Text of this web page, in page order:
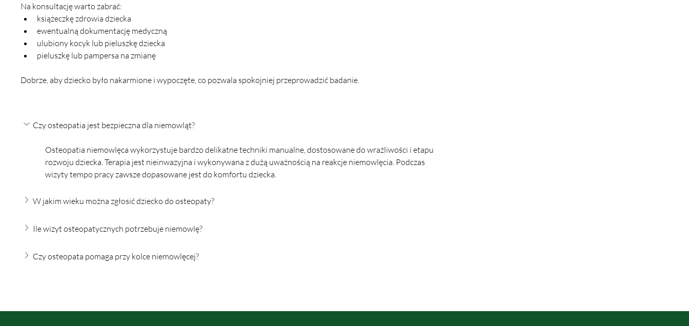
Na konsultację warto zabrać:
książeczkę zdrowia dziecka
ewentualną dokumentację medyczną
ulubiony kocyk lub pieluszkę dziecka
pieluszkę lub pampersa na zmianę
Dobrze, aby dziecko było nakarmione i wypoczęte, co pozwala spokojniej przeprowadzić badanie.
Czy osteopatia jest bezpieczna dla niemowląt?
Osteopatia niemowlęca wykorzystuje bardzo delikatne techniki manualne, dostosowane do wrażliwości i etapu
rozwoju dziecka. Terapia jest nieinwazyjna i wykonywana z dużą uważnością na reakcje niemowlęcia. Podczas
wizyty tempo pracy zawsze dopasowane jest do komfortu dziecka.
W jakim wieku można zgłosić dziecko do osteopaty?
Ile wizyt osteopatycznych potrzebuje niemowlę?
Czy osteopata pomaga przy kolce niemowlęcej?